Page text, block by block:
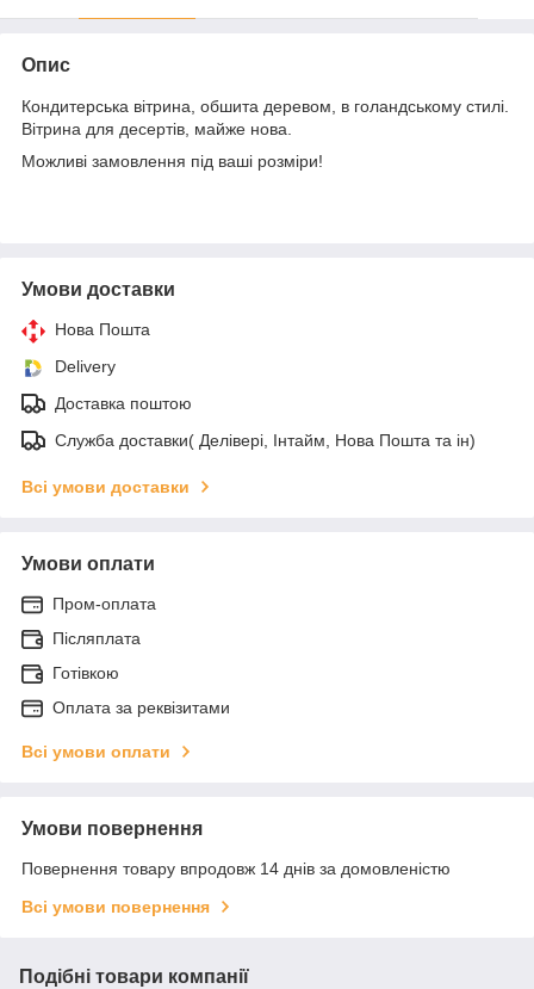
Опис
Кондитерська вітрина, обшита деревом, в голандському стилі.
Вітрина для десертів, майже нова.
Можливі замовлення під ваші розміри!
Умови доставки
Нова Пошта
Delivery
Доставка поштою
Служба доставки( Делівері, Інтайм, Нова Пошта та ін)
Всі умови доставки
Умови оплати
Пром-оплата
Післяплата
Готівкою
Оплата за реквізитами
Всі умови оплати
Умови повернення
Повернення товару впродовж 14 днів за домовленістю
Всі умови повернення
Подібні товари компанії